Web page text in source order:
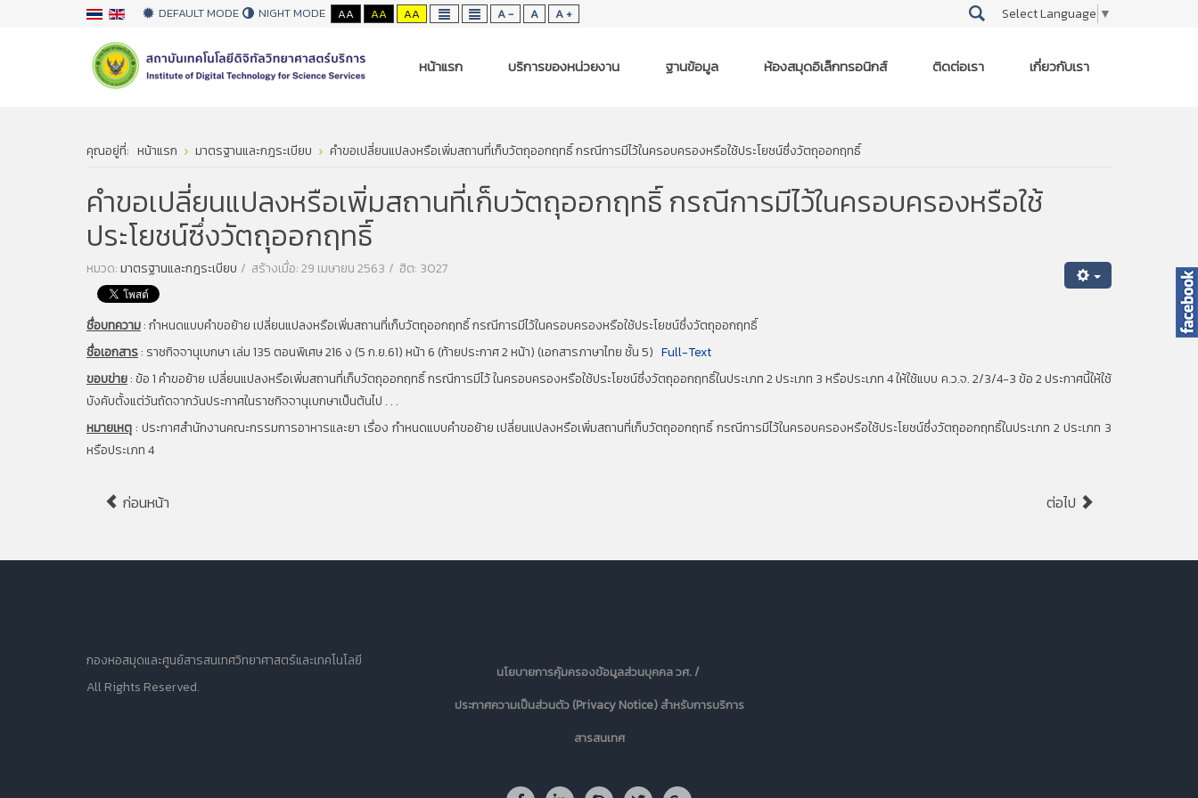
DEFAULT MODE NIGHT MODE AA AA AA A - A A + Select Language ▼
หน้าแรก บริการของหน่วยงาน ฐานข้อมูล ห้องสมุดอิเล็กทรอนิกส์ ติดต่อเรา เกี่ยวกับเรา
คุณอยู่ที่: หน้าแรก มาตรฐานและกฎระเบียบ คำขอเปลี่ยนแปลงหรือเพิ่มสถานที่เก็บวัตถุออกฤทธิ์ กรณีการมีไว้ในครอบครองหรือใช้ประโยชน์ซึ่งวัตถุออกฤทธิ์
คำขอเปลี่ยนแปลงหรือเพิ่มสถานที่เก็บวัตถุออกฤทธิ์ กรณีการมีไว้ในครอบครองหรือใช้
ประโยชน์ซึ่งวัตถุออกฤทธิ์
หมวด:มาตรฐานและกฎระเบียบ สร้างเมื่อ: 29 เมษายน 2563 ฮิต: 3027
ชื่อบทความ:กำหนดแบบคำขอย้าย เปลี่ยนแปลงหรือเพิ่มสถานที่เก็บวัตถุออกฤทธิ์ กรณีการมีไว้ในครอบครองหรือใช้ประโยชน์ซึ่งวัตถุออกฤทธิ์
ชื่อเอกสาร: ราชกิจจานุเบกษา เล่ม 135 ตอนพิเศษ 216 ง (5 ก.ย.61) หน้า 6 (ท้ายประกาศ 2 หน้า) (เอกสารภาษาไทย ชั้น 5) Full-Text
ขอบข่าย:ข้อ 1 คำขอย้าย เปลี่ยนแปลงหรือเพิ่มสถานที่เก็บวัตถุออกฤทธิ์ กรณีการมีไว้ ในครอบครองหรือใช้ประโยชน์ซึ่งวัตถุออกฤทธิ์ในประเภท 2 ประเภท 3 หรือประเภท 4 ให้ใช้แบบ ค.ว.จ. 2/3/4-3 ข้อ 2 ประกาศนี้ให้ใช้
บังคับตั้งแต่วันถัดจากวันประกาศในราชกิจจานุเบกษาเป็นต้นไป . . .
หมายเหตุ: ประกาศสำนักงานคณะกรรมการอาหารและยา เรื่อง กำหนดแบบคำขอย้าย เปลี่ยนแปลงหรือเพิ่มสถานที่เก็บวัตถุออกฤทธิ์ กรณีการมีไว้ในครอบครองหรือใช้ประโยชน์ซึ่งวัตถุออกฤทธิ์ในประเภท 2 ประเภท 3
หรือประเภท 4
ก่อนหน้า ต่อไป
กองหอสมุดและศูนย์สารสนเทศวิทยาศาสตร์และเทคโนโลยี
All Rights Reserved.
นโยบายการคุ้มครองข้อมูลส่วนบุคคล วศ. /
ประกาศความเป็นส่วนตัว (Privacy Notice) สำหรับการบริการ
สารสนเทศ